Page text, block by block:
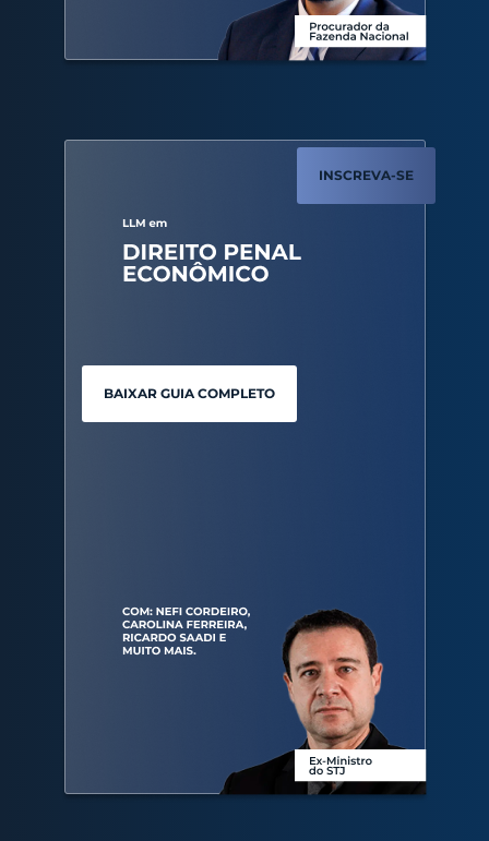
BAIXAR GUIA COMPLETO
INSCREVA-SE